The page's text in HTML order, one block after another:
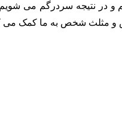
و در نتیجه سردرگم می
و مثلث شخص به ما کمک می